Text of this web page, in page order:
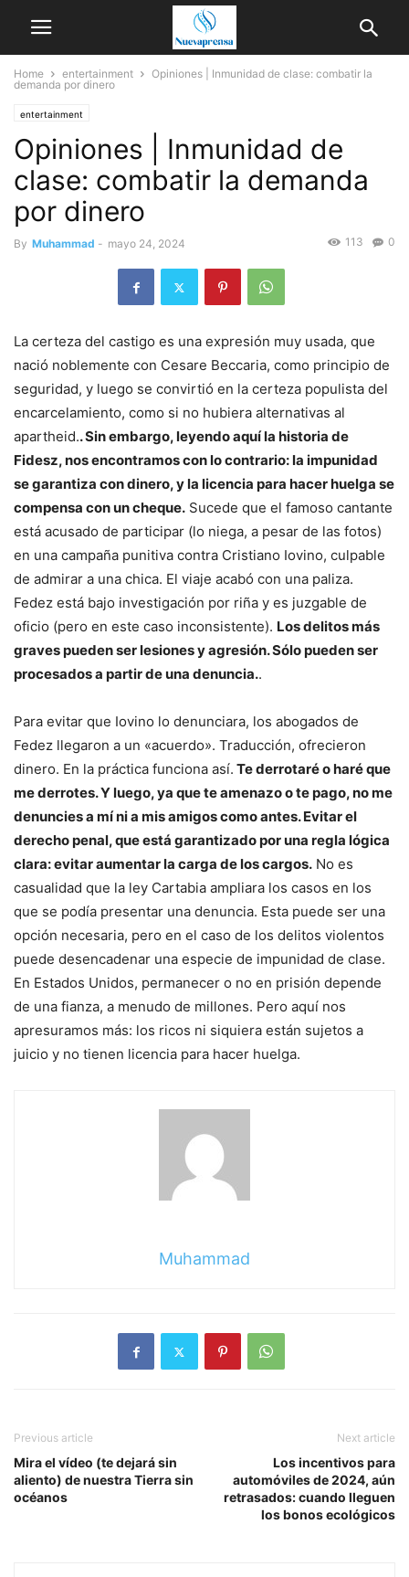
Home entertainment
Opiniones | Inmunidad de clase: combatir la
demanda por dinero
entertainment
Opiniones | Inmunidad de
clase: combatir la demanda
por dinero
By Muhammad - mayo 24, 2024 0
113
La certeza del castigo es una expresión muy usada, que
nació noblemente con Cesare Beccaria, como principio de
seguridad, y luego se convirtió en la certeza populista del
encarcelamiento, como si no hubiera alternativas al
apartheid.. Sin embargo, leyendo aquí la historia de
Fidesz, nos encontramos con lo contrario: la impunidad
se garantiza con dinero, y la licencia para hacer huelga se
compensa con un cheque. Sucede que el famoso cantante
está acusado de participar (lo niega, a pesar de las fotos)
en una campaña punitiva contra Cristiano Iovino, culpable
de admirar a una chica. El viaje acabó con una paliza.
Fedez está bajo investigación por riña y es juzgable de
oficio (pero en este caso inconsistente). Los delitos más
graves pueden ser lesiones y agresión. Sólo pueden ser
procesados ​​a partir de una denuncia..
Para evitar que Iovino lo denunciara, los abogados de
Fedez llegaron a un «acuerdo». Traducción, ofrecieron
dinero. En la práctica funciona así. Te derrotaré o haré que
me derrotes. Y luego, ya que te amenazo o te pago, no me
denuncies a mí ni a mis amigos como antes. Evitar el
derecho penal, que está garantizado por una regla lógica
clara: evitar aumentar la carga de los cargos. No es
casualidad que la ley Cartabia ampliara los casos en los
que se podía presentar una denuncia. Esta puede ser una
opción necesaria, pero en el caso de los delitos violentos
puede desencadenar una especie de impunidad de clase.
En Estados Unidos, permanecer o no en prisión depende
de una fianza, a menudo de millones. Pero aquí nos
apresuramos más: los ricos ni siquiera están sujetos a
juicio y no tienen licencia para hacer huelga.
Muhammad
Previous article
Mira el vídeo (te dejará sin
aliento) de nuestra Tierra sin
océanos
Next article
Los incentivos para
automóviles de 2024, aún
retrasados: cuando lleguen
los bonos ecológicos